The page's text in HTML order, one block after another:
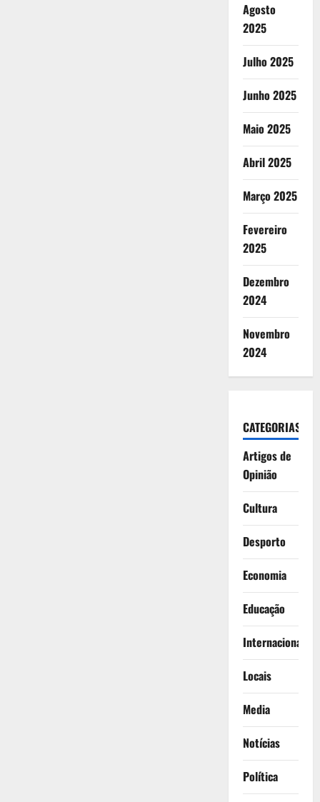
Agosto
2025
Julho 2025
Junho 2025
Maio 2025
Abril 2025
Março 2025
Fevereiro
2025
Dezembro
2024
Novembro
2024
CATEGORIAS
Artigos de
Opinião
Cultura
Desporto
Economia
Educação
Internacionais
Locais
Media
Notícias
Política